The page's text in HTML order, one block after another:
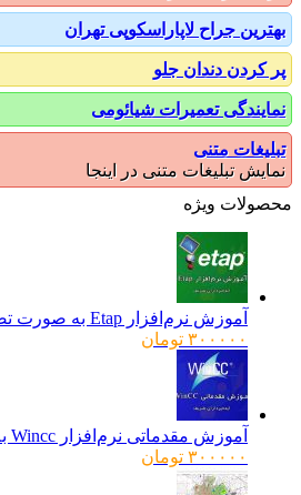
جراح لاپاراسکوپی تهران
دندان جلو
تعمیرات شیائومی
متنی
تبلیغات متنی در اینجا
ویژه
آموزش نرم‌افزار Etap به صورت تصویری
۳۰۰۰۰۰ تومان
آموزش مقدماتی نرم‌افزار Wincc به صورت تصویری
۳۰۰۰۰۰ تومان